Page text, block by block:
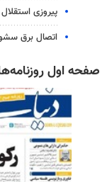
پیروزی
اتصال برق
صفحه اول